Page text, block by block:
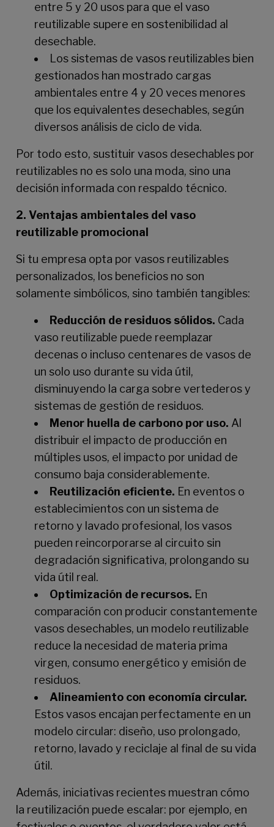
entre 5 y 20 usos para que el vaso
reutilizable supere en sostenibilidad al
desechable.
Los sistemas de vasos reutilizables bien
gestionados han mostrado cargas
ambientales entre 4 y 20 veces menores
que los equivalentes desechables, según
diversos análisis de ciclo de vida.
Por todo esto, sustituir vasos desechables por
reutilizables no es solo una moda, sino una
decisión informada con respaldo técnico.
2. Ventajas ambientales del vaso
reutilizable promocional
Si tu empresa opta por vasos reutilizables
personalizados, los beneficios no son
solamente simbólicos, sino también tangibles:
Reducción de residuos sólidos. Cada
vaso reutilizable puede reemplazar
decenas o incluso centenares de vasos de
un solo uso durante su vida útil,
disminuyendo la carga sobre vertederos y
sistemas de gestión de residuos.
Menor huella de carbono por uso. Al
distribuir el impacto de producción en
múltiples usos, el impacto por unidad de
consumo baja considerablemente.
Reutilización eficiente. En eventos o
establecimientos con un sistema de
retorno y lavado profesional, los vasos
pueden reincorporarse al circuito sin
degradación significativa, prolongando su
vida útil real.
Optimización de recursos. En
comparación con producir constantemente
vasos desechables, un modelo reutilizable
reduce la necesidad de materia prima
virgen, consumo energético y emisión de
residuos.
Alineamiento con economía circular.
Estos vasos encajan perfectamente en un
modelo circular: diseño, uso prolongado,
retorno, lavado y reciclaje al final de su vida
útil.
Además, iniciativas recientes muestran cómo
la reutilización puede escalar: por ejemplo, en